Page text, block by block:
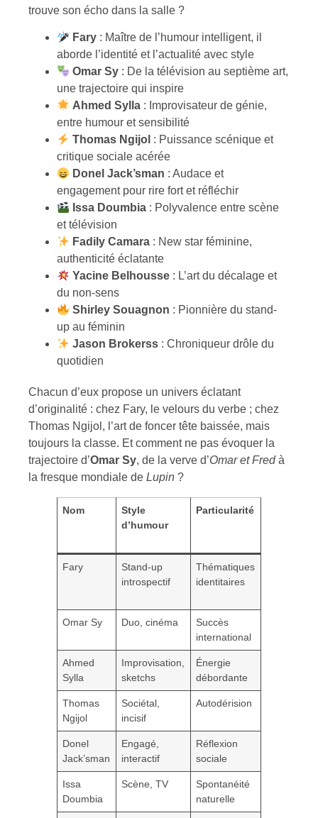
trouve son écho dans la salle ?
Fary : Maître de l’humour intelligent, il
aborde l’identité et l’actualité avec style
Omar Sy : De la télévision au septième art,
une trajectoire qui inspire
Ahmed Sylla : Improvisateur de génie,
entre humour et sensibilité
Thomas Ngijol : Puissance scénique et
critique sociale acérée
Donel Jack’sman : Audace et
engagement pour rire fort et réfléchir
Issa Doumbia : Polyvalence entre scène
et télévision
Fadily Camara : New star féminine,
authenticité éclatante
Yacine Belhousse : L’art du décalage et
du non-sens
Shirley Souagnon : Pionnière du stand-
up au féminin
Jason Brokerss : Chroniqueur drôle du
quotidien
Chacun d’eux propose un univers éclatant
d’originalité : chez Fary, le velours du verbe ; chez
Thomas Ngijol, l’art de foncer tête baissée, mais
toujours la classe. Et comment ne pas évoquer la
trajectoire d’Omar Sy, de la verve d’Omar et Fredà
la fresque mondiale de Lupin ?
Nom
Style
d’humour
Particularité
Fary
Stand-up
introspectif
Thématiques
identitaires
Omar Sy Duo, cinéma
Succès
international
Ahmed
Sylla
Improvisation,
sketchs
Énergie
débordante
Thomas
Ngijol
Sociétal,
incisif
Autodérision
Donel
Jack’sman
Engagé,
interactif
Réflexion
sociale
Issa
Doumbia
Scène, TV
Spontanéité
naturelle